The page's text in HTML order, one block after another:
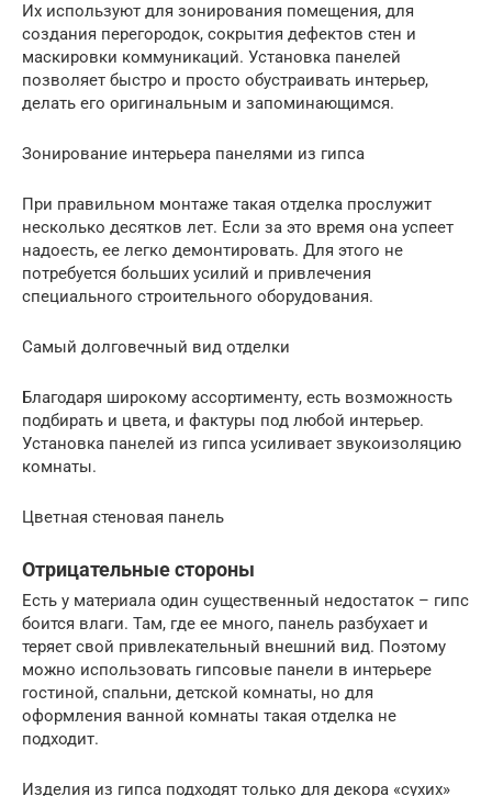
Их используют для зонирования помещения, для
создания перегородок, сокрытия дефектов стен и
маскировки коммуникаций. Установка панелей
позволяет быстро и просто обустраивать интерьер,
делать его оригинальным и запоминающимся.
Зонирование интерьера панелями из гипса
При правильном монтаже такая отделка прослужит
несколько десятков лет. Если за это время она успеет
надоесть, ее легко демонтировать. Для этого не
потребуется больших усилий и привлечения
специального строительного оборудования.
Самый долговечный вид отделки
Благодаря широкому ассортименту, есть возможность
подбирать и цвета, и фактуры под любой интерьер.
Установка панелей из гипса усиливает звукоизоляцию
комнаты.
Цветная стеновая панель
Отрицательные стороны
Есть у материала один существенный недостаток – гипс
боится влаги. Там, где ее много, панель разбухает и
теряет свой привлекательный внешний вид. Поэтому
можно использовать гипсовые панели в интерьере
гостиной, спальни, детской комнаты, но для
оформления ванной комнаты такая отделка не
подходит.
Изделия из гипса подходят только для декора «сухих»